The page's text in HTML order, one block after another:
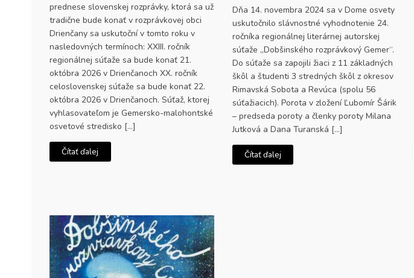
prednese slovenskej rozprávky, ktorá sa už
tradične bude konať v rozprávkovej obci
Drienčany sa uskutoční v tomto roku v
nasledovných termínoch: XXIII. ročník
regionálnej súťaže sa bude konať 21.
októbra 2026 v Drienčanoch XX. ročník
celoslovenskej súťaže sa bude konať 22.
októbra 2026 v Drienčanoch. Súťaž, ktorej
vyhlasovateľom je Gemersko-malohontské
osvetové stredisko […]
Čítať ďalej
Dňa 14. novembra 2024 sa v Dome osvety
uskutočnilo slávnostné vyhodnotenie 24.
ročníka regionálnej literárnej autorskej
súťaže „Dobšinského rozprávkový Gemer“.
Do súťaže sa zapojili žiaci z 11 základných
škôl a študenti 3 stredných škôl z okresov
Rimavská Sobota a Revúca (spolu 56
súťažiacich). Porota v zložení Ľubomír Šárik
– predseda poroty a členky poroty Milana
Jutková a Dana Turanská […]
Čítať ďalej